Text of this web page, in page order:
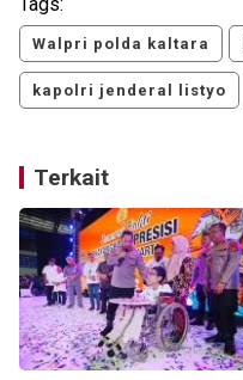
Tags:
Walpri polda kaltara
kapolri jenderal listyo
Terkait